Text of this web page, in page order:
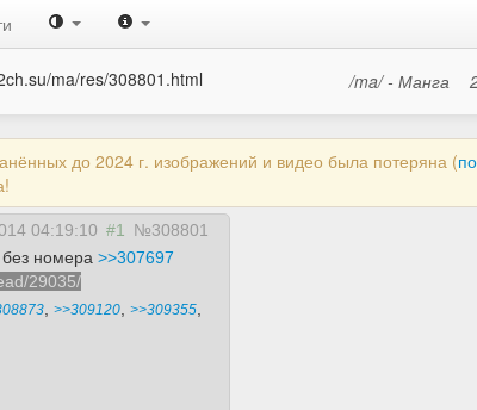
ma/res/308801.html /ma/ - Манга
до 2024 г. изображений и видео была потеряна (
04:19:10 #1 №308801
номера >>307697
29035/
>>309120 >>309355